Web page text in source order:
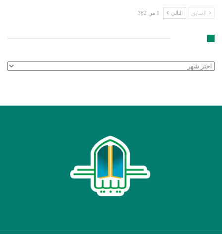
السابق التالي 1 من 382
الأرشيف